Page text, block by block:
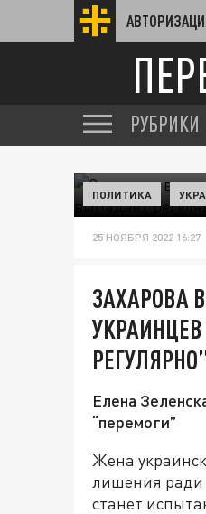
РУБРИКИ
ПОЛИТИКА
25 НОЯБРЯ 2022 16:27
ЗАХАРОВА
Елена
“перемоги”
Жена
лишения ради
станет